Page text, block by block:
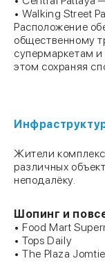
• Walking Street
Расположение
общественному
супермаркетам
этом сохраняя
Жители
различных
неподалёку.
Шопинг и
• Food Mart
• Tops Daily
• The Plaza